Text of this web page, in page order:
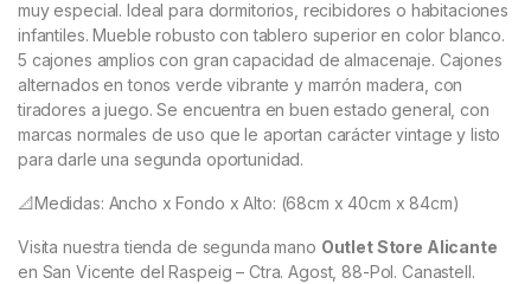
muy especial. Ideal para dormitorios, recibidores o habitaciones
infantiles. Mueble robusto con tablero superior en color blanco.
5 cajones amplios con gran capacidad de almacenaje. Cajones
alternados en tonos verde vibrante y marrón madera, con
tiradores a juego. Se encuentra en buen estado general, con
marcas normales de uso que le aportan carácter vintage y listo
para darle una segunda oportunidad.
📐Medidas: Ancho x Fondo x Alto: (68cm x 40cm x 84cm)
Visita nuestra tienda de segunda mano Outlet Store Alicante
en San Vicente del Raspeig – Ctra. Agost, 88-Pol. Canastell.